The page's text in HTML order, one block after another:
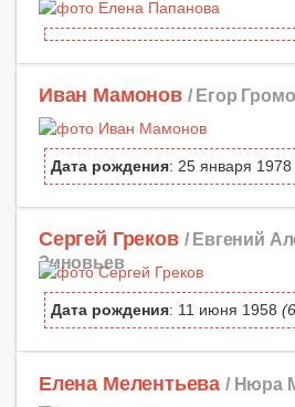
Иван Мамонов / Егор
Дата рождения: 25 января 1978
Сергей Греков / Евгений
Зиновьев
Дата рождения: 11 июня 1958
Елена Мелентьева / Нюра